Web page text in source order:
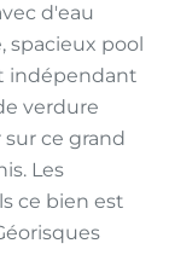
d'eau
spacieux pool
indépendant
verdure
sur ce grand
Les
ce bien est